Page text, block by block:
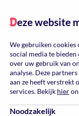
Deze website
We gebruiken
social media te
over uw gebruik van
analyse. Deze
aan ze heeft verstrekt
services. Bekijk hier
Noodzakelijk